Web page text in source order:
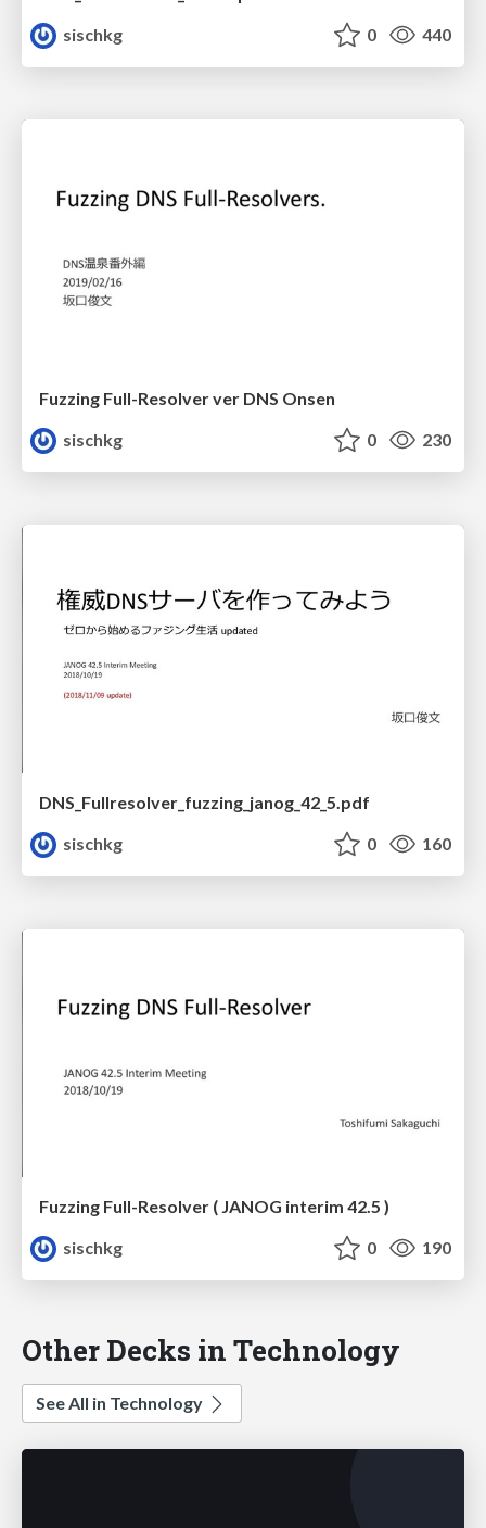
sischkg
0 440
Fuzzing Full-Resolver ver DNS Onsen
sischkg
0 230
DNS_Fullresolver_fuzzing_janog_42_5.pdf
sischkg
0 160
Fuzzing Full-Resolver ( JANOG interim 42.5 )
sischkg
0 190
Other Decks in Technology
See All in Technology